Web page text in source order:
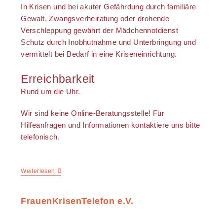
In Krisen und bei akuter Gefährdung durch familiäre
Gewalt, Zwangsverheiratung oder drohende
Verschleppung gewährt der Mädchennotdienst
Schutz durch Inobhutnahme und Unterbringung und
vermittelt bei Bedarf in eine Kriseneinrichtung.
Erreichbarkeit
Rund um die Uhr.
Wir sind keine Online-Beratungsstelle! Für
Hilfeanfragen und Informationen kontaktiere uns bitte
telefonisch.
Weiterlesen
FrauenKrisenTelefon e.V.